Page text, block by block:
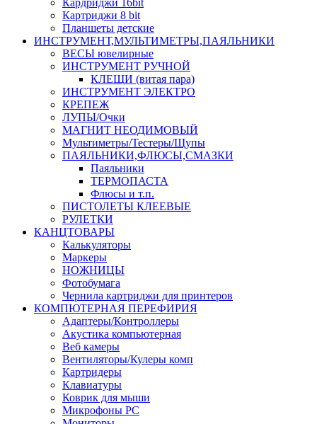
Кардриджи 16bit
Картриджи 8 bit
Планшеты детские
ИНСТРУМЕНТ,МУЛЬТИМЕТРЫ,ПАЯЛЬНИКИ
ВЕСЫ ювелирные
ИНСТРУМЕНТ РУЧНОЙ
КЛЕЩИ (витая пара)
ИНСТРУМЕНТ ЭЛЕКТРО
КРЕПЕЖ
ЛУПЫ/Очки
МАГНИТ НЕОДИМОВЫЙ
Мультиметры/Тестеры/Щупы
ПАЯЛЬНИКИ,ФЛЮСЫ,СМАЗКИ
Паяльники
ТЕРМОПАСТА
Флюсы и т.п.
ПИСТОЛЕТЫ КЛЕЕВЫЕ
РУЛЕТКИ
КАНЦТОВАРЫ
Калькуляторы
Маркеры
НОЖНИЦЫ
Фотобумага
Чернила картриджи для принтеров
КОМПЮТЕРНАЯ ПЕРЕФИРИЯ
Адаптеры/Контроллеры
Акустика компьютерная
Веб камеры
Вентиляторы/Кулеры комп
Картридеры
Клавиатуры
Коврик для мыши
Микрофоны PC